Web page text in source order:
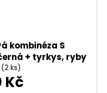
kombinéza S
+ tyrkys, ryby
(2 ks)
Kč